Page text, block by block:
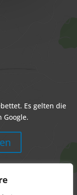
Es gelten die
Google.